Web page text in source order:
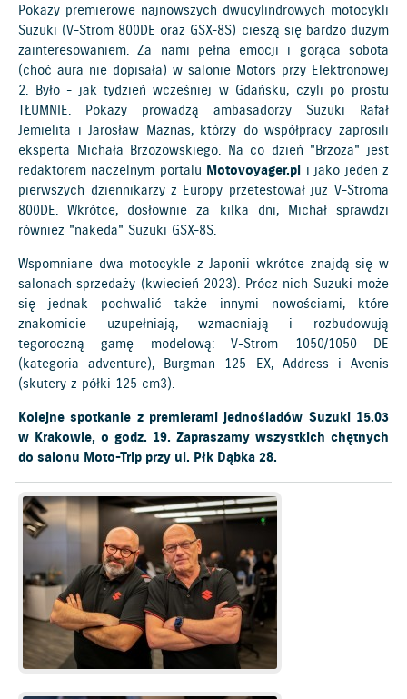
Pokazy premierowe najnowszych dwucylindrowych motocykli
Suzuki (V-Strom 800DE oraz GSX-8S) cieszą się bardzo dużym
zainteresowaniem. Za nami pełna emocji i gorąca sobota
(choć aura nie dopisała) w salonie Motors przy Elektronowej
2. Było - jak tydzień wcześniej w Gdańsku, czyli po prostu
TŁUMNIE. Pokazy prowadzą ambasadorzy Suzuki Rafał
Jemielita i Jarosław Maznas, którzy do współpracy zaprosili
eksperta Michała Brzozowskiego. Na co dzień "Brzoza" jest
redaktorem naczelnym portalu Motovoyager.pl i jako jeden z
pierwszych dziennikarzy z Europy przetestował już V-Stroma
800DE. Wkrótce, dosłownie za kilka dni, Michał sprawdzi
również "nakeda" Suzuki GSX-8S.
Wspomniane dwa motocykle z Japonii wkrótce znajdą się w
salonach sprzedaży (kwiecień 2023). Prócz nich Suzuki może
się jednak pochwalić także innymi nowościami, które
znakomicie uzupełniają, wzmacniają i rozbudowują
tegoroczną gamę modelową: V-Strom 1050/1050 DE
(kategoria adventure), Burgman 125 EX, Address i Avenis
(skutery z półki 125 cm3).
Kolejne spotkanie z premierami jednośladów Suzuki 15.03
w Krakowie, o godz. 19. Zapraszamy wszystkich chętnych
do salonu Moto-Trip przy ul. Płk Dąbka 28.